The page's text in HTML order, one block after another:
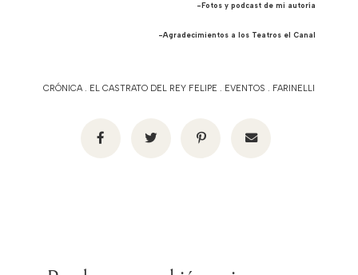
-Fotos y podcast de mi autoría
-Agradecimientos a los Teatros el Canal
CRÓNICA. EL CASTRATO DEL REY FELIPE . EVENTOS . FARINELLI